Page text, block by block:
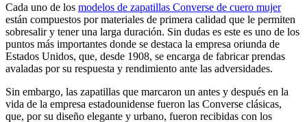
Cada uno de los modelos de zapatillas Converse de cuero mujer
están compuestos por materiales de primera calidad que le permiten
sobresalir y tener una larga duración. Sin dudas es este es uno de los
puntos más importantes donde se destaca la empresa oriunda de
Estados Unidos, que, desde 1908, se encarga de fabricar prendas
avaladas por su respuesta y rendimiento ante las adversidades.
Sin embargo, las zapatillas que marcaron un antes y después en la
vida de la empresa estadounidense fueron las Converse clásicas,
que, por su diseño elegante y urbano, fueron recibidas con los